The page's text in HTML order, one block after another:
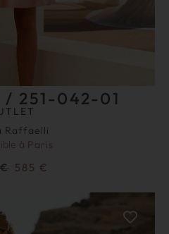
/ 251-042-01
Raffaelli
à Paris
€ 585 €